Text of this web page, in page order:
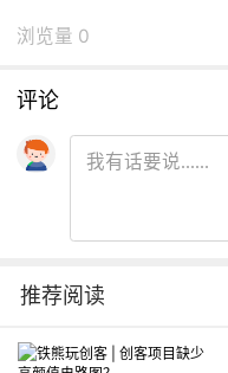
浏览量 0
评论
推荐阅读